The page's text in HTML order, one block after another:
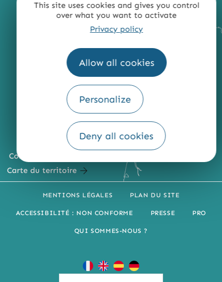
This site uses cookies and gives you control
over what you want to activate
Privacy policy
Allow all cookies
Personalize
Deny all cookies
Comment venir ?
Carte du territoire
MENTIONS LÉGALES PLAN DU SITE
ACCESSIBILITÉ : NON CONFORME PRESSE PRO
QUI SOMMES-NOUS ?